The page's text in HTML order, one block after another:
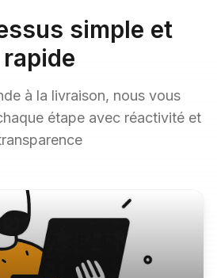
simple et
rapide
à la livraison, nous vous
étape avec réactivité et